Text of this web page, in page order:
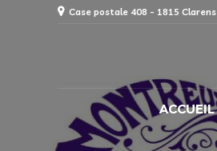
Case postale 408 - 1815 Clarens
ACCUEIL